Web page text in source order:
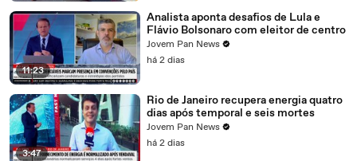
11:23
Analista aponta desafios de Lula e
Flávio Bolsonaro com eleitor de centro
Jovem Pan News
há 2 dias
3:47
Rio de Janeiro recupera energia quatro
dias após temporal e seis mortes
Jovem Pan News
há 2 dias